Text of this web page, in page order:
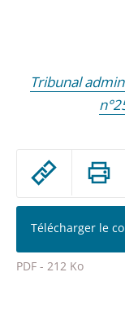
Passer
partage
de
l'article
pour
Télécharger le
PDF - 212 Ko
Tribunal